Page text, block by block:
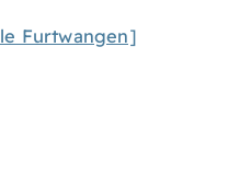
Furtwangen]